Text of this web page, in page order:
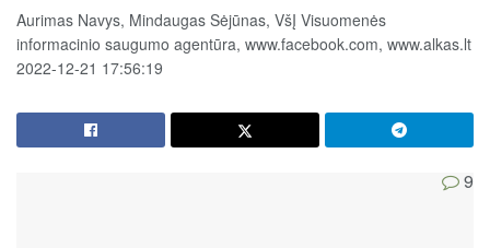
Aurimas Navys, Mindaugas Sėjūnas, VšĮ Visuomenės
informacinio saugumo agentūra, www.facebook.com, www.alkas.lt
2022-12-21 17:56:19
9